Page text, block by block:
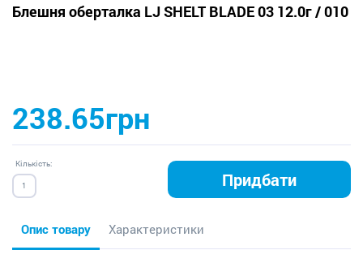
Блешня оберталка LJ SHELT BLADE 03 12.0г / 010
238.65грн
Кількість:
Придбати
Опис товару Характеристики